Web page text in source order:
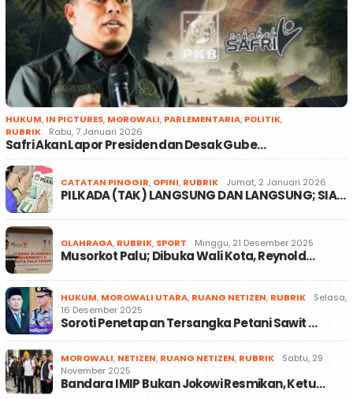
HUKUM, IN PICTURES, MOROWALI, PARLEMENTARIA, POLITIK,
RUBRIK
Rabu, 7 Januari 2026
Safri Akan Lapor Presiden dan Desak Gube…
CATATAN PINGGIR, OPINI, RUBRIK Jumat, 2 Januari 2026
PILKADA (TAK) LANGSUNG DAN LANGSUNG; SIA…
OLAHRAGA, RUBRIK, SPORT Minggu, 21 Desember 2025
Musorkot Palu; Dibuka Wali Kota, Reynold…
HUKUM, MOROWALI UTARA, RUANG NETIZEN, RUBRIK
Selasa,
16 Desember 2025
Soroti Penetapan Tersangka Petani Sawit …
MOROWALI, NETIZEN, RUANG NETIZEN, RUBRIK
Sabtu, 29
November 2025
Bandara IMIP Bukan Jokowi Resmikan, Ketu…